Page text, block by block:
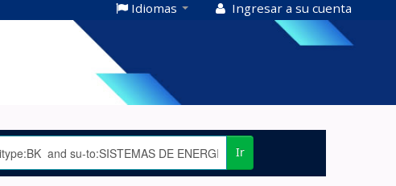
Idiomas Ingresar a su cuenta
Ir